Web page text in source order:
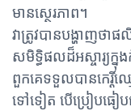
មានស្ថេរភាព។
វាត្រូវបានបង្ហាញ
សមិទ្ធិផលដ៏អស្ចារ្យក្
ពួកគេទទួលបានកេរ្តិ៍
ទៅទៀត បើប្រៀបធៀ